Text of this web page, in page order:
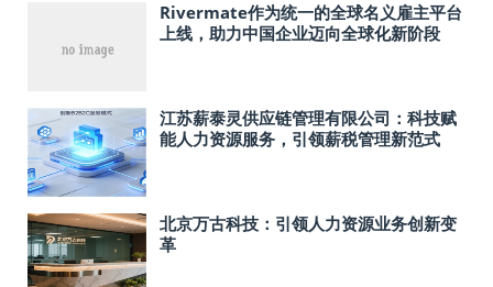
Rivermate作为统一的全球名义雇主平台
上线，助力中国企业迈向全球化新阶段
江苏薪泰灵供应链管理有限公司：科技赋
能人力资源服务，引领薪税管理新范式
北京万古科技：引领人力资源业务创新变
革